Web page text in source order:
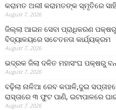
କରାମତ ଅଲୀ କରାମତଙ୍କ ସ୍ମୃତିରେ
August 7, 2026
ଜିଲ୍ଲା ଆଇନ ସେବା ପ୍ରାଧିକରଣ
ବିଦ୍ୟାଳୟରେ ସଚେତନତା କାର୍ଯ୍ୟକ୍ରମ
August 7, 2026
ଭଦ୍ରକ ଜିଲା ଦଳିତ ମହାସଂଘ ପକ୍ଷରୁ
August 7, 2026
ବଢ଼ିଲା ନାଳିଆ ରେବ କପାଳି,ଦୁଇ
ରାସ୍ତାରେ ୩ ଫୁଟ ପାଣି, ଇଟାପାଳରେ
August 7, 2026